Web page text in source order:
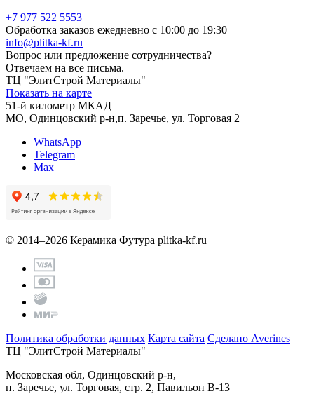
+7 977 522 5553
Обработка заказов ежедневно с 10:00 до 19:30
info@plitka-kf.ru
Вопрос или предложение сотрудничества?
Отвечаем на все письма.
ТЦ "ЭлитСтрой Материалы"
Показать на карте
51-й километр МКАД
МО, Одинцовский р-н,п. Заречье, ул. Торговая 2
WhatsApp
Telegram
Max
© 2014–2026 Керамика Футура plitka-kf.ru
Политика обработки данных Карта сайта Сделано Averines
ТЦ "ЭлитСтрой Материалы"
Московская обл, Одинцовский р-н,
п. Заречье, ул. Торговая, стр. 2, Павильон В-13